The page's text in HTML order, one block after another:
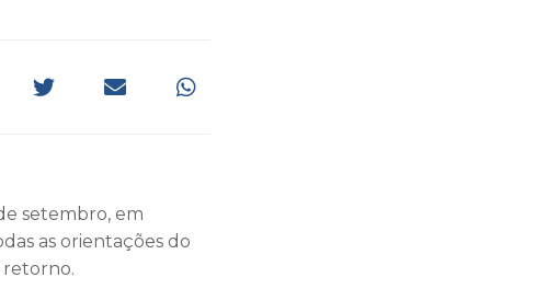
setembro, em
as orientações do
retorno.